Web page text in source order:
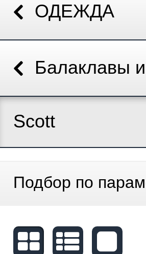
ОДЕЖДА
Балаклавы
Scott
Подбор по